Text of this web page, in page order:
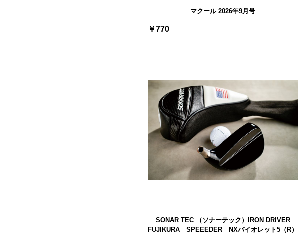
マクール 2026年9月号
￥770
SONAR TEC （ソナーテック）IRON DRIVER
FUJIKURA SPEEEDER NXバイオレット5（R）